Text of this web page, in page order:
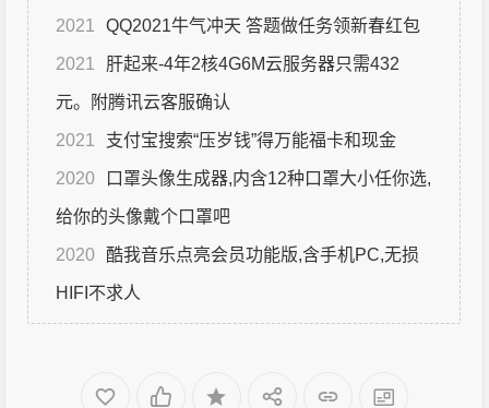
2021 QQ2021牛气冲天 答题做任务领新春红包
2021 肝起来-4年2核4G6M云服务器只需432
元。附腾讯云客服确认
2021 支付宝搜索“压岁钱”得万能福卡和现金
2020 口罩头像生成器,内含12种口罩大小任你选,
给你的头像戴个口罩吧
2020 酷我音乐点亮会员功能版,含手机PC,无损
HIFI不求人